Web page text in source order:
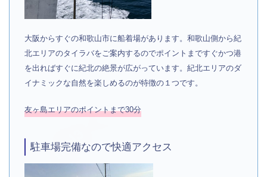
大阪からすぐの和歌山市に船着場があります。和歌山側から紀
北エリアのタイラバをご案内するのでポイントまですぐかつ港
を出ればすぐに紀北の絶景が広がっています。紀北エリアのダ
イナミックな自然を楽しめるのが特徴の１つです。
友ヶ島エリアのポイントまで30分
駐車場完備なので快適アクセス